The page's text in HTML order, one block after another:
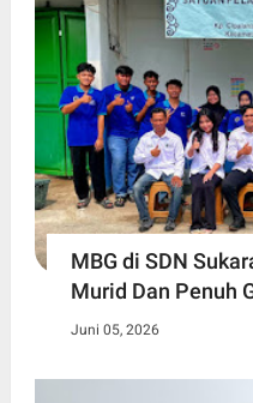
MBG di SDN
Murid Dan Penuh
Juni 05, 2026